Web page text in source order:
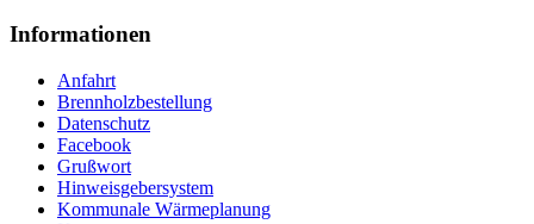
Informationen
Anfahrt
Brennholzbestellung
Datenschutz
Facebook
Grußwort
Hinweisgebersystem
Kommunale Wärmeplanung